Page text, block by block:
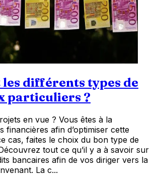
les différents types de
particuliers ?
en vue ? Vous êtes à la
financières afin d’optimiser cette
cas, faites le choix du bon type de
tout ce qu’il y a à savoir sur
bancaires afin de vos diriger vers la
La c...